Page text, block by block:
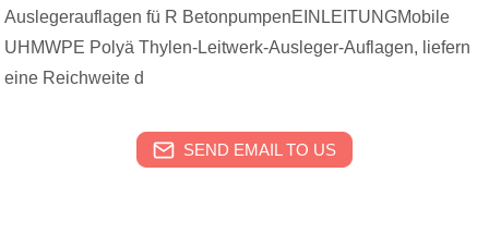
Auslegerauflagen fü R BetonpumpenEINLEITUNGMobile
UHMWPE Polyä Thylen-Leitwerk-Ausleger-Auflagen, liefern
eine Reichweite d
SEND EMAIL TO US